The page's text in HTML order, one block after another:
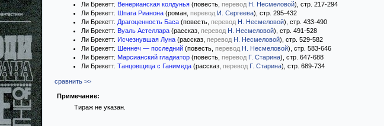
Ли Брекетт. Венерианская колдунья (повесть, перевод Н. Несмеловой), стр. 217-294
Ли Брекетт. Шпага Рианона (роман, перевод И. Сергеева), стр. 295-432
Ли Брекетт. Драгоценность Баса (повесть, перевод Н. Несмеловой), стр. 433-490
Ли Брекетт. Вуаль Астеллара (рассказ, перевод Н. Несмеловой), стр. 491-528
Ли Брекетт. Исчезнувшая Луна (рассказ, перевод Н. Несмеловой), стр. 529-582
Ли Брекетт. Шеннеч — последний (повесть, перевод Н. Несмеловой), стр. 583-646
Ли Брекетт. Марсианский гладиатор (повесть, перевод Г. Старина), стр. 647-688
Ли Брекетт. Танцовщица с Ганимеда (рассказ, перевод Г. Старина), стр. 689-734
сравнить >>
Примечание:
Тираж не указан.